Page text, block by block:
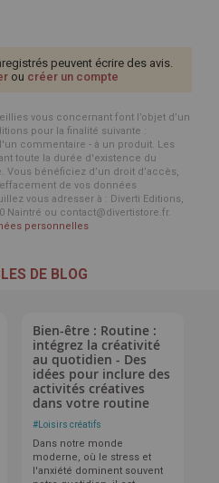
peuvent écrire des avis.
ou créer un compte
vous concernant font l’objet d’un
pour la finalité suivante :
commentaire - à un produit. Les
toute la durée d'existence du
bénéficiez d’un droit d’accès,
de vos données
vous adresser à : Diverti Editions,
Naintré ou contact@divertistore.fr.
personnelles
DE BLOG
Bien-être : Routine :
intégrez la créativité
au quotidien - Des
idées pour inclure des
activités créatives
dans votre routine
#Loisirs créatifs
Dans notre monde
moderne, où le stress et
l'anxiété dominent souvent